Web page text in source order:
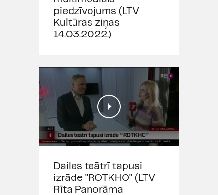
piedzīvojums (LTV
Kultūras ziņas
14.03.2022.)
Dailes teātrī tapusi
izrāde "ROTKHO" (LTV
Rīta Panorāma